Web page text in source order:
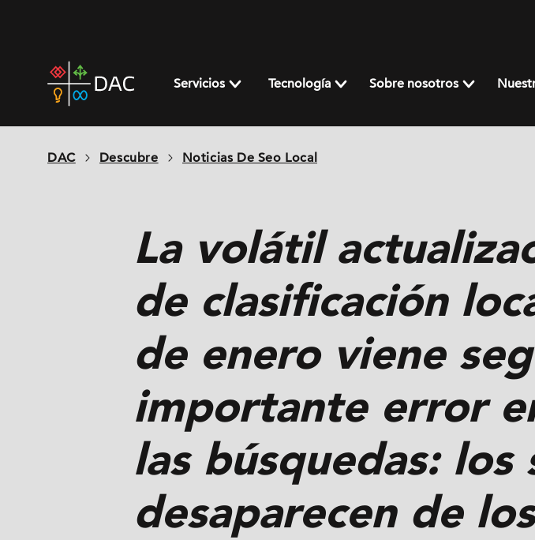
home
page
Servicios Tecnología Sobre nosotros
DAC Descubre Noticias De Seo Local
La volátil
de clasificación
de enero viene
importante error
las búsquedas:
desaparecen de